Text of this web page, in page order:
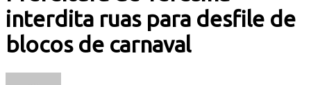
interdita ruas para desfile de
blocos de carnaval